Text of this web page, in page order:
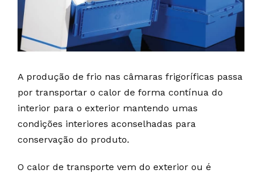
A produção de frio nas câmaras frigoríficas passa
por transportar o calor de forma contínua do
interior para o exterior mantendo umas
condições interiores aconselhadas para
conservação do produto.
O calor de transporte vem do exterior ou é